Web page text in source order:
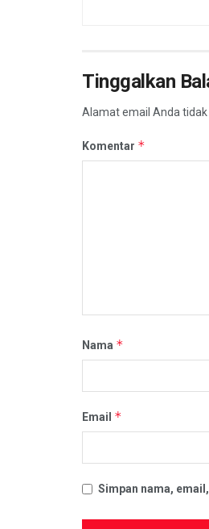
Tinggalkan
Alamat email Anda tidak
Komentar *
Nama *
Email *
Simpan nama,